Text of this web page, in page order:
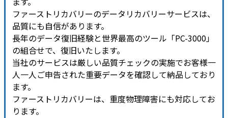
ファーストリカバリーのデータリカバリーサービスは、
品質にも自信があります。
長年のデータ復旧経験と世界最高のツール「PC-3000」
の組合せで、復旧いたします。
当社のサービスは厳しい品質チェックの実施でお客様一
人一人ご申告された重要データを確認して納品しており
ます。
ファーストリカバリーは、重度物理障害にも対応してお
ります。